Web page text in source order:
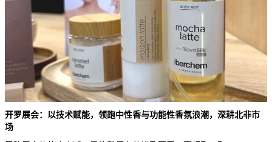
开罗展会：以技术赋能，领跑中性香与功能性香氛浪潮，深耕北非市
场